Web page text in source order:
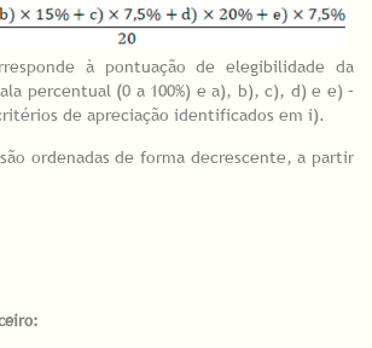
à pontuação de elegibilidade da
percentual (0 a 100%) e a), b), c), d) e e) –
de apreciação identificados em i).
ordenadas de forma decrescente, a partir